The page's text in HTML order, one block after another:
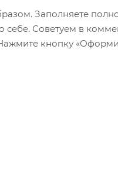
Заполняете
себе. Советуем в
кнопку